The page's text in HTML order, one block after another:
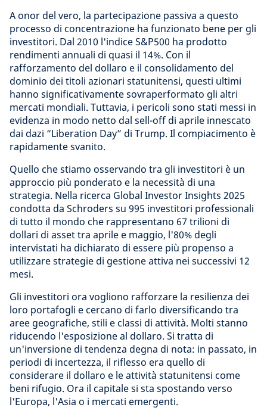
A onor del vero, la partecipazione passiva a questo
processo di concentrazione ha funzionato bene per gli
investitori. Dal 2010 l'indice S&P500 ha prodotto
rendimenti annuali di quasi il 14%. Con il
rafforzamento del dollaro e il consolidamento del
dominio dei titoli azionari statunitensi, questi ultimi
hanno significativamente sovraperformato gli altri
mercati mondiali. Tuttavia, i pericoli sono stati messi in
evidenza in modo netto dal sell-off di aprile innescato
dai dazi “Liberation Day” di Trump. Il compiacimento è
rapidamente svanito.
Quello che stiamo osservando tra gli investitori è un
approccio più ponderato e la necessità di una
strategia. Nella ricerca Global Investor Insights 2025
condotta da Schroders su 995 investitori professionali
di tutto il mondo che rappresentano 67 trilioni di
dollari di asset tra aprile e maggio, l'80% degli
intervistati ha dichiarato di essere più propenso a
utilizzare strategie di gestione attiva nei successivi 12
mesi.
Gli investitori ora vogliono rafforzare la resilienza dei
loro portafogli e cercano di farlo diversificando tra
aree geografiche, stili e classi di attività. Molti stanno
riducendo l'esposizione al dollaro. Si tratta di
un'inversione di tendenza degna di nota: in passato, in
periodi di incertezza, il riflesso era quello di
considerare il dollaro e le attività statunitensi come
beni rifugio. Ora il capitale si sta spostando verso
l'Europa, l'Asia o i mercati emergenti.